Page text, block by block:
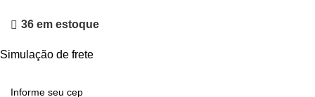
36 em estoque
Simulação de frete